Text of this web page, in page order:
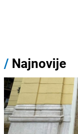
/ Najnovije